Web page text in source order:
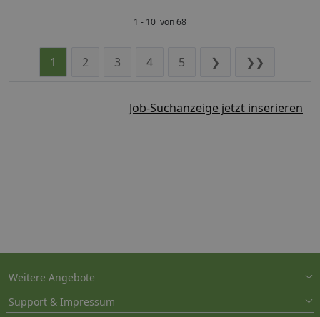
1 - 10 von 68
1 2 3 4 5 ❯ ❯❯
Job-Suchanzeige jetzt inserieren
Weitere Angebote
Support & Impressum